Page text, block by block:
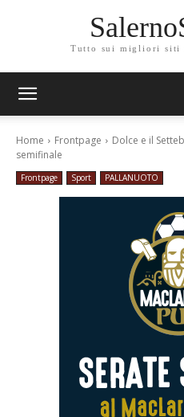
Tutto sui migliori siti
Home Frontpage
Dolce e il
semifinale
Frontpage Sport PALLANUOTO